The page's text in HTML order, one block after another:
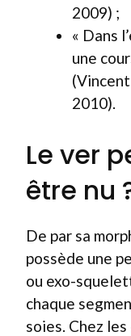
2009) ;
« Dans
une
2010).
Le ver
être nu
De par sa
possède une
ou exo-
chaque
soies. Chez